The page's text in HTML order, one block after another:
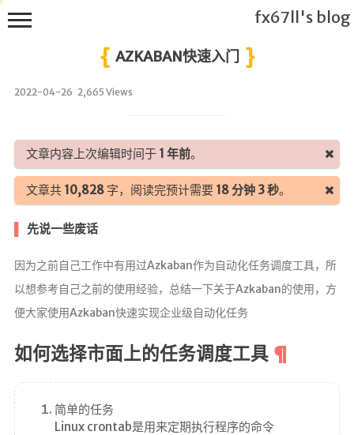
AZKABAN快速入门
2022-04-26 2,665 Views
文章内容上次编辑时间于 1 年前。
文章共 10,828字，阅读完预计需要 18 分钟 3 秒。
先说一些废话
因为之前自己工作中有用过Azkaban作为自动化任务调度工具，所
以想参考自己之前的使用经验，总结一下关于Azkaban的使用，方
便大家使用Azkaban快速实现企业级自动化任务
如何选择市面上的任务调度工具
简单的任务
Linux crontab是用来定期执行程序的命令
fx67ll's blog
l's